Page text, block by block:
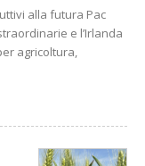
alla futura Pac
e l’Irlanda
agricoltura,